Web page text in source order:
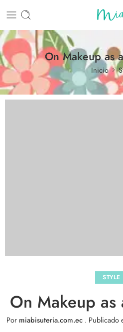
On Makeup as
Inicio
STYLE
On Makeup as
Por miabisuteria.com.ec . Publicado